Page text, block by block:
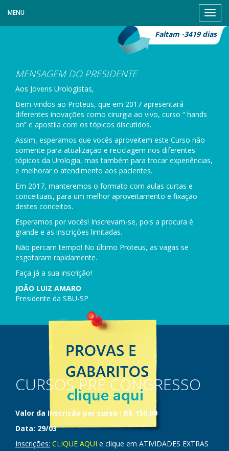
Abrir
Menu
MENU
Faltam -3419 dias
MENSAGEM DO PRESIDENTE
Aos Jovens Urologistas,
Bem-vindos ao Proteus, que em 2017 apresentará
diferentes inovações como cirurgia ao vivo, curso “ hands
on” e apostila com os tópicos discutidos.
Assim, esperamos que vocês aproveitem este Curso não
somente para atualização e reciclagem nos diferentes
tópicos da Urologia, mas também para trocar experiências,
e melhorar o atendimento aos pacientes.
Em 2017, manteremos o formato com aulas curtas e
conceituais, para um melhor aproveitamento e fixação
destes conceitos.
Esperamos por vocês! Inscrevam-se, pois a procura é
grande e as inscrições limitadas.
Não percam tempo! No último Proteus, as vagas se
esgotaram rapidamente.
Faça já a sua inscrição!
JOÃO LUIZ AMARO
Presidente da SBU-SP
CURSOS PRÉ CONGRESSO
Valor da Inscrição por curso : R$ 150,00
Data: 29/03
Inscrições: CLIQUE AQUI e clique em ATIVIDADES EXTRAS